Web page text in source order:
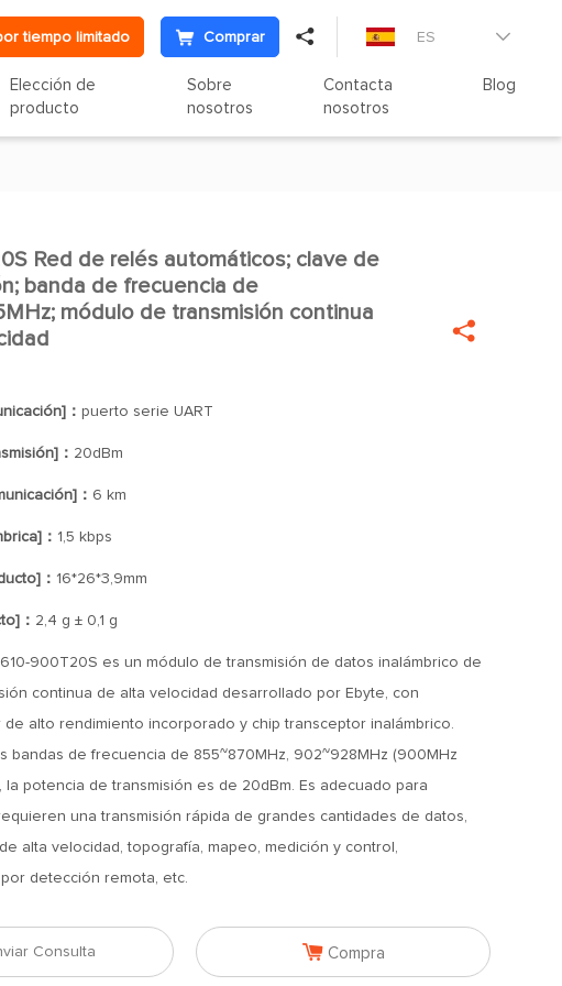
tiempo limitado Comprar  ES 
Elección de
producto
Sobre
nosotros
Contacta
nosotros
Blog

Red de relés automáticos; clave de
banda de frecuencia de
módulo de transmisión continua

： puerto serie UART
： 20dBm
： 6 km
： 1,5 kbps
： 16*26*3,9mm
： 2,4 g ± 0,1 g
900T20S es un módulo de transmisión de datos inalámbrico de
continua de alta velocidad desarrollado por Ebyte, con
alto rendimiento incorporado y chip transceptor inalámbrico.
bandas de frecuencia de 855~870MHz, 902~928MHz (900MHz
la potencia de transmisión es de 20dBm. Es adecuado para
una transmisión rápida de grandes cantidades de datos,
alta velocidad, topografía, mapeo, medición y control,
detección remota, etc.
Consulta  Compra